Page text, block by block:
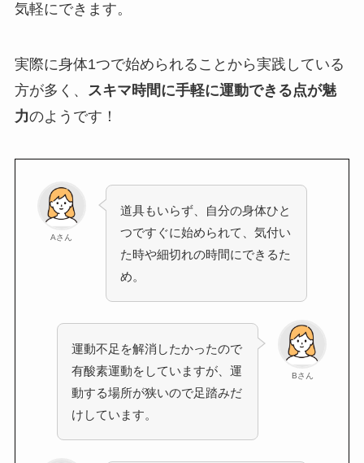
気軽にできます。
実際に身体1つで始められることから実践している
方が多く、 スキマ時間に手軽に運動できる点が魅
力のようです！
Aさん
道具もいらず、自分の身体ひと
つですぐに始められて、気付い
た時や細切れの時間にできるた
め。
Bさん
運動不足を解消したかったので
有酸素運動をしていますが、運
動する場所が狭いので足踏みだ
けしています。